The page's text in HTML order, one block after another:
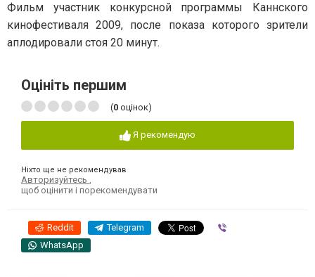
Фильм участник конкурсной программы Каннского
кинофестиваля 2009, после показа которого зрители
аплодировали стоя 20 минут.
Оцініть першим
(0 оцінок)
Я рекомендую
Ніхто ще не рекомендував
Авторизуйтесь
щоб оцінити і порекомендувати
Reddit Telegram
WhatsApp